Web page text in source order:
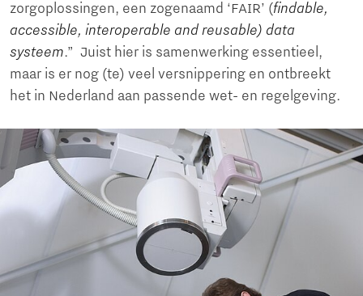
zorgoplossingen, een zogenaamd ‘FAIR’ (findable,
accessible, interoperable and reusable) data
systeem.” Juist hier is samenwerking essentieel,
maar is er nog (te) veel versnippering en ontbreekt
het in Nederland aan passende wet- en regelgeving.